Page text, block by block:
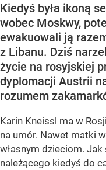
Kiedyś była ikoną
wobec Moskwy,
ewakuowali ją
z Libanu. Dziś
życie na rosyjskiej
dyplomacji Austrii
rozumem
Karin Kneissl ma w
na umór. Nawet matki
własnym dzieciom. Jak
należącego kiedyś do